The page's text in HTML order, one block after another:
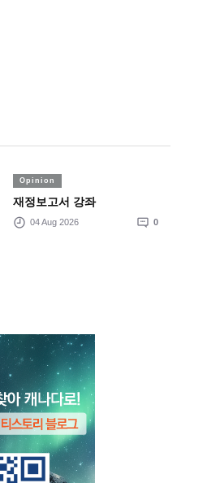
Opinion
재정보고서 강좌
04 Aug 2026 0